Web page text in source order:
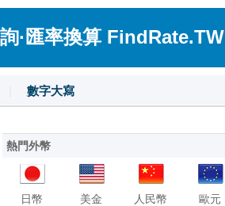
·匯率換算 FindRate.TW
數字大寫
熱門外幣
日幣 美金 人民幣 歐元